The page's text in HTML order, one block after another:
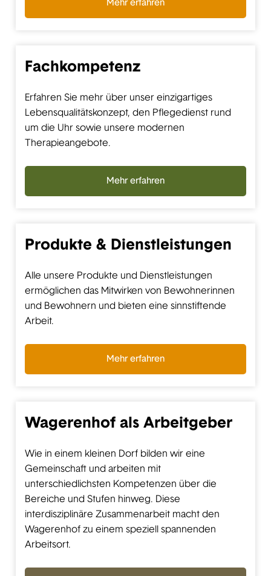
Mehr erfahren
Fachkompetenz
Erfahren Sie mehr über unser einzigartiges
Lebensqualitätskonzept, den Pflegedienst rund
um die Uhr sowie unsere modernen
Therapieangebote.
Mehr erfahren
Produkte & Dienstleistungen
Alle unsere Produkte und Dienstleistungen
ermöglichen das Mitwirken von Bewohnerinnen
und Bewohnern und bieten eine sinnstiftende
Arbeit.
Mehr erfahren
Wagerenhof als Arbeitgeber
Wie in einem kleinen Dorf bilden wir eine
Gemeinschaft und arbeiten mit
unterschiedlichsten Kompetenzen über die
Bereiche und Stufen hinweg. Diese
interdisziplinäre Zusammenarbeit macht den
Wagerenhof zu einem speziell spannenden
Arbeitsort.